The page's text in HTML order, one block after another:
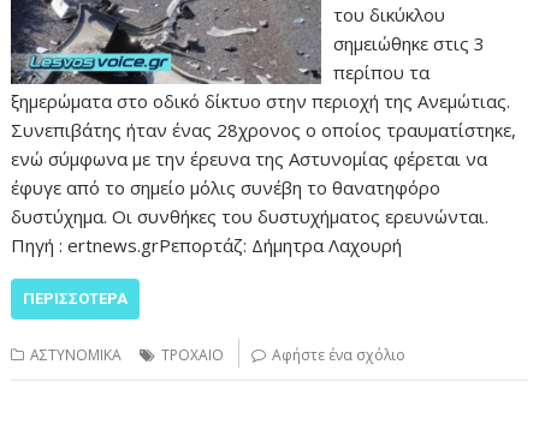
του δικύκλου
σημειώθηκε στις 3
περίπου τα
ξημερώματα στο οδικό δίκτυο στην περιοχή της Ανεμώτιας.
Συνεπιβάτης ήταν ένας 28χρονος ο οποίος τραυματίστηκε,
ενώ σύμφωνα με την έρευνα της Αστυνομίας φέρεται να
έφυγε από το σημείο μόλις συνέβη το θανατηφόρο
δυστύχημα. Οι συνθήκες του δυστυχήματος ερευνώνται.
Πηγή : ertnews.grΡεπορτάζ: Δήμητρα Λαχουρή
ΠΕΡΙΣΣΌΤΕΡΑ
ΑΣΤΥΝΟΜΙΚΑ ΤΡΟΧΑΙΟ Αφήστε ένα σχόλιο